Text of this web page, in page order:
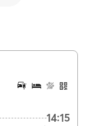
14:15